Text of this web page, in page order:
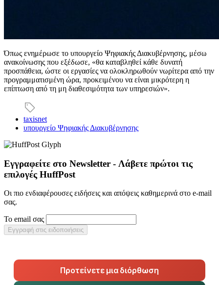
Όπως ενημέρωσε το υπουργείο Ψηφιακής Διακυβέρνησης, μέσω
ανακοίνωσης που εξέδωσε, «θα καταβληθεί κάθε δυνατή
προσπάθεια, ώστε οι εργασίες να ολοκληρωθούν νωρίτερα από την
προγραμματισμένη ώρα, προκειμένου να είναι μικρότερη η
επίπτωση από τη μη διαθεσιμότητα των υπηρεσιών».
taxisnet
υπουργείο Ψηφιακής Διακυβέρνησης
Εγγραφείτε στο Newsletter - Λάβετε πρώτοι τις
επιλογές HuffPost
Οι πιο ενδιαφέρουσες ειδήσεις και απόψεις καθημερινά στο e-mail
σας.
Το email σας
Εγγραφή στις ειδοποιήσεις
Προτείνετε μια διόρθωση